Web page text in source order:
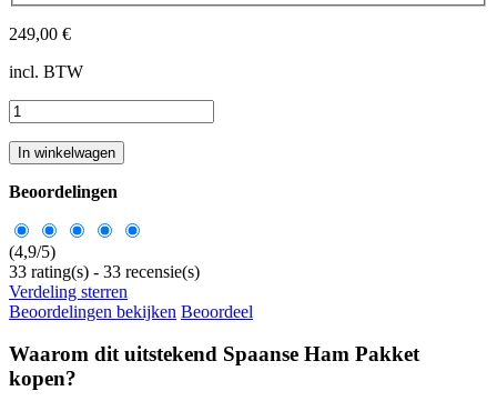
249,00 €
incl. BTW
In winkelwagen
Beoordelingen
(4,9/5)
33 rating(s) - 33 recensie(s)
Verdeling sterren
Beoordelingen bekijken Beoordeel
Waarom dit uitstekend Spaanse Ham Pakket
kopen?